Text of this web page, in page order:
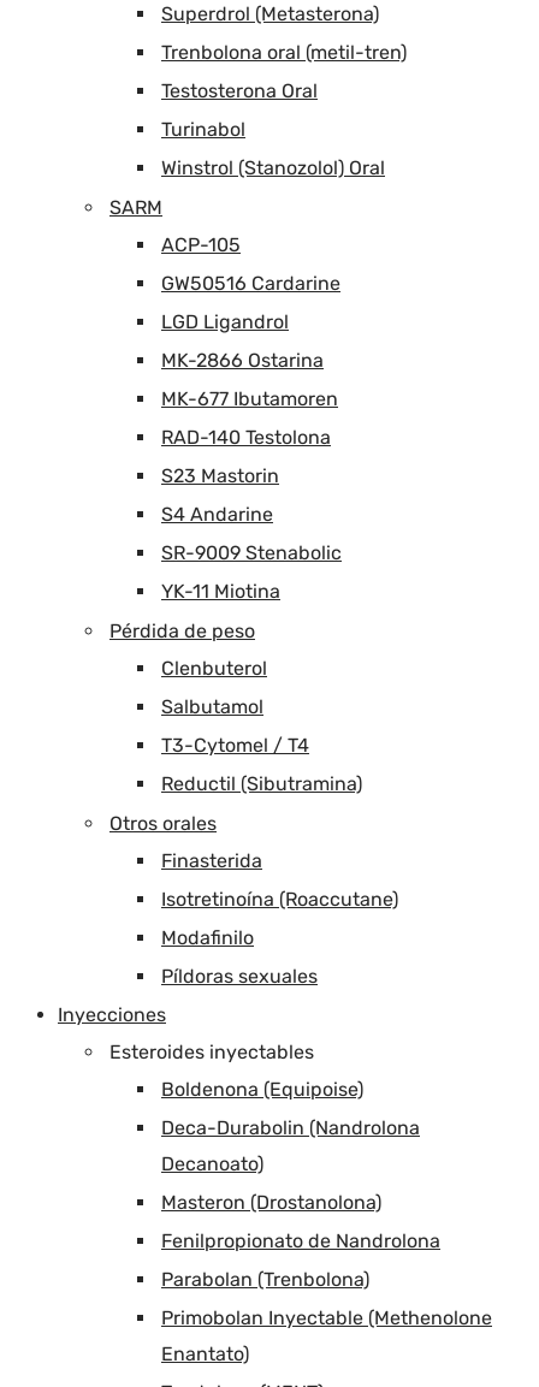
Superdrol (Metasterona)
Trenbolona oral (metil-tren)
Testosterona Oral
Turinabol
Winstrol (Stanozolol) Oral
SARM
ACP-105
GW50516 Cardarine
LGD Ligandrol
MK-2866 Ostarina
MK-677 Ibutamoren
RAD-140 Testolona
S23 Mastorin
S4 Andarine
SR-9009 Stenabolic
YK-11 Miotina
Pérdida de peso
Clenbuterol
Salbutamol
T3-Cytomel / T4
Reductil (Sibutramina)
Otros orales
Finasterida
Isotretinoína (Roaccutane)
Modafinilo
Píldoras sexuales
Inyecciones
Esteroides inyectables
Boldenona (Equipoise)
Deca-Durabolin (Nandrolona
Decanoato)
Masteron (Drostanolona)
Fenilpropionato de Nandrolona
Parabolan (Trenbolona)
Primobolan Inyectable (Methenolone
Enantato)